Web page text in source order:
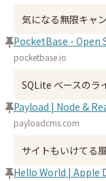
気になる無限キャ
PocketBase - Open
pocketbase.io
SQLite ベースのラ
Payload | Node &
payloadcms.com
サイトもいけてる
Hello World | Apple